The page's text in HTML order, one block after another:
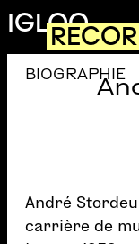
Aller au contenu
IGLOO
BIOGRAPHIE
André
carrière de